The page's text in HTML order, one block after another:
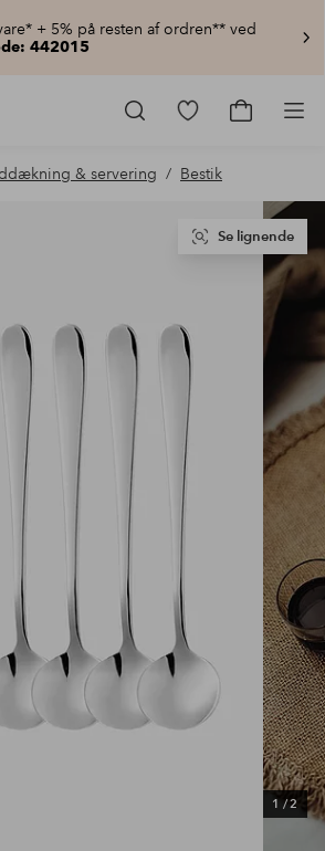
+ 5% på resten af ordren** ved
442015
Gå
produkter
Gå
& servering Bestik
1 /2
Se lignende